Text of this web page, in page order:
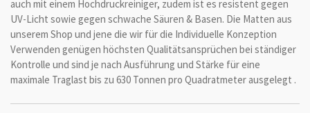
auch mit einem Hochdruckreiniger, zudem ist es resistent gegen
UV-Licht sowie gegen schwache Säuren & Basen. Die Matten aus
unserem Shop und jene die wir für die Individuelle Konzeption
Verwenden genügen höchsten Qualitätsansprüchen bei ständiger
Kontrolle und sind je nach Ausführung und Stärke für eine
maximale Traglast bis zu 630 Tonnen pro Quadratmeter ausgelegt .